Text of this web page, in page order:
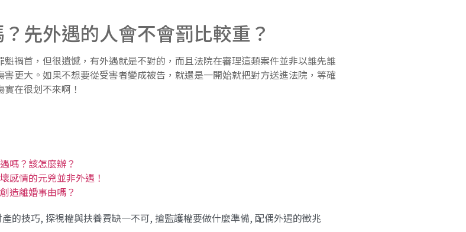
先外遇的人會不會罰比較重？
首，但很遺憾，有外遇就是不對的，而且法院在審理這類案件並非以誰先誰
更大。如果不想要從受害者變成被告，就還是一開始就把對方送進法院，等確
在很划不來啊！
嗎？該怎麼辦？
感情的元兇並非外遇！
造離婚事由嗎？
的技巧, 探視權與扶養費缺一不可, 搶監護權要做什麼準備, 配偶外遇的徵兆